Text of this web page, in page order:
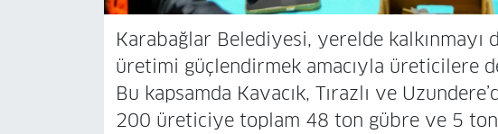
Karabağlar Belediyesi, yerelde kalkınmayı
üretimi güçlendirmek amacıyla üreticilere
Bu kapsamda Kavacık, Tırazlı ve
200 üreticiye toplam 48 ton gübre ve 5